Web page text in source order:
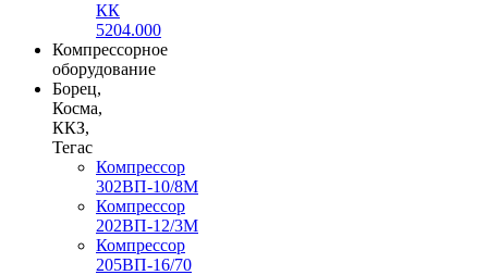
КК
5204.000
Компрессорное
оборудование
Борец,
Косма,
ККЗ,
Тегас
Компрессор
302ВП-10/8М
Компрессор
202ВП-12/3М
Компрессор
205ВП-16/70